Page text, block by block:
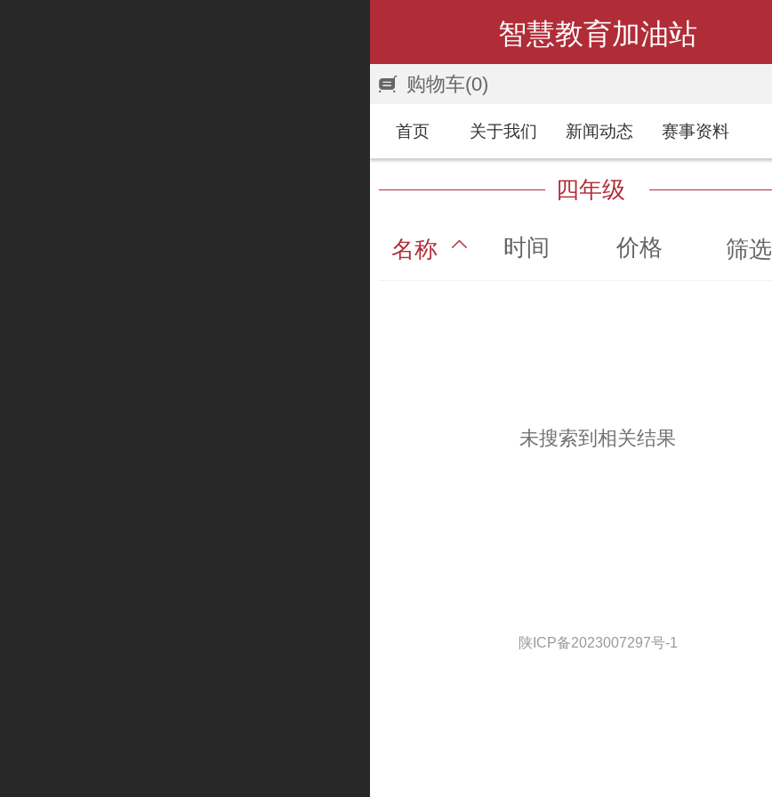
智慧教育加油站
购物车(0)
首页 关于我们 新闻动态 赛事资料
四年级
名称 时间 价格 筛选
未搜索到相关结果
陕ICP备2023007297号-1